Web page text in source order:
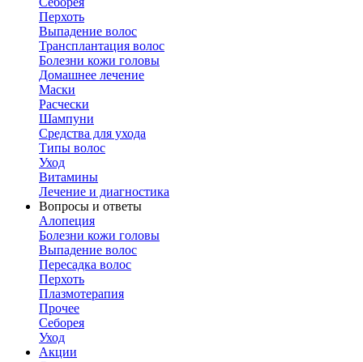
Перхоть
Выпадение волос
Трансплантация волос
Болезни кожи головы
Домашнее лечение
Маски
Расчески
Шампуни
Средства для ухода
Типы волос
Уход
Витамины
Лечение и диагностика
Вопросы и ответы
Алопеция
Болезни кожи головы
Выпадение волос
Пересадка волос
Перхоть
Плазмотерапия
Прочее
Себорея
Уход
Акции